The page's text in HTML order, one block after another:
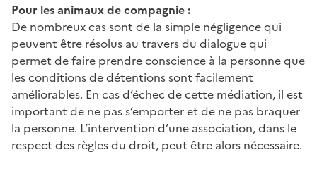
Pour les animaux de compagnie :
De nombreux cas sont de la simple négligence qui
peuvent être résolus au travers du dialogue qui
permet de faire prendre conscience à la personne que
les conditions de détentions sont facilement
améliorables. En cas d’échec de cette médiation, il est
important de ne pas s’emporter et de ne pas braquer
la personne. L’intervention d’une association, dans le
respect des règles du droit, peut être alors nécessaire.